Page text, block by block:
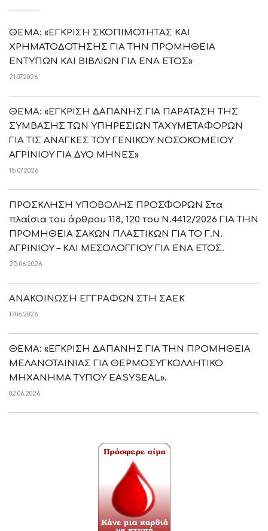
ΘΕΜΑ: «ΕΓΚΡΙΣΗ ΣΚΟΠΙΜΟΤΗΤΑΣ ΚΑΙ
ΧΡΗΜΑΤΟΔΟΤΗΣΗΣ ΓΙΑ ΤΗΝ ΠΡΟΜΗΘΕΙΑ
ΕΝΤΥΠΩΝ ΚΑΙ ΒΙΒΛΙΩΝ ΓΙΑ ΕΝΑ ΕΤΟΣ»
21.07.2026
ΘΕΜΑ: «ΕΓΚΡΙΣΗ ΔΑΠΑΝΗΣ ΓΙΑ ΠΑΡΑΤΑΣΗ ΤΗΣ
ΣΥΜΒΑΣΗΣ ΤΩΝ ΥΠΗΡΕΣΙΩΝ ΤΑΧΥΜΕΤΑΦΟΡΩΝ
ΓΙΑ ΤΙΣ ΑΝΑΓΚΕΣ ΤΟΥ ΓΕΝΙΚΟΥ ΝΟΣΟΚΟΜΕΙΟΥ
ΑΓΡΙΝΙΟΥ ΓΙΑ ΔΥΟ ΜΗΝΕΣ»
15.07.2026
ΠΡΟΣΚΛΗΣΗ ΥΠΟΒΟΛΗΣ ΠΡΟΣΦΟΡΩΝ Στα
πλαίσια του άρθρου 118, 120 του Ν.4412/2026 ΓΙΑ ΤΗΝ
ΠΡΟΜΗΘΕΙΑ ΣΑΚΩΝ ΠΛΑΣΤΙΚΩΝ ΓΙΑ ΤΟ Γ.Ν.
ΑΓΡΙΝΙΟΥ – ΚΑΙ ΜΕΣΟΛΟΓΓΙΟΥ ΓΙΑ ΕΝΑ ΕΤΟΣ.
25.06.2026
ΑΝΑΚΟΙΝΩΣΗ ΕΓΓΡΑΦΩΝ ΣΤΗ ΣΑΕΚ
17.06.2026
ΘΕΜΑ: «ΕΓΚΡΙΣΗ ΔΑΠΑΝΗΣ ΓΙΑ ΤΗΝ ΠΡΟΜΗΘΕΙΑ
ΜΕΛΑΝΟΤΑΙΝΙΑΣ ΓΙΑ ΘΕΡΜΟΣΥΓΚΟΛΛΗΤΙΚΟ
ΜΗΧΑΝΗΜΑ ΤΥΠΟΥ EASYSEAL».
02.06.2026